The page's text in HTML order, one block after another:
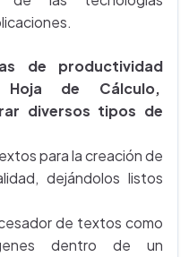
de productividad
Hoja de Cálculo,
diversos tipos de
para la creación de
dejándolos listos
de textos como
dentro de un